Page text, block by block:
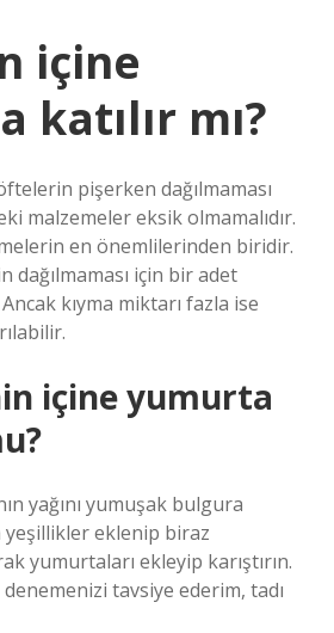
içine
katılır mı?
pişerken dağılmaması
malzemeler eksik olmamalıdır.
en önemlilerinden biridir.
dağılmaması için bir adet
kıyma miktarı fazla ise
içine yumurta
yağını yumuşak bulgura
eklenip biraz
yumurtaları ekleyip karıştırın.
tavsiye ederim, tadı